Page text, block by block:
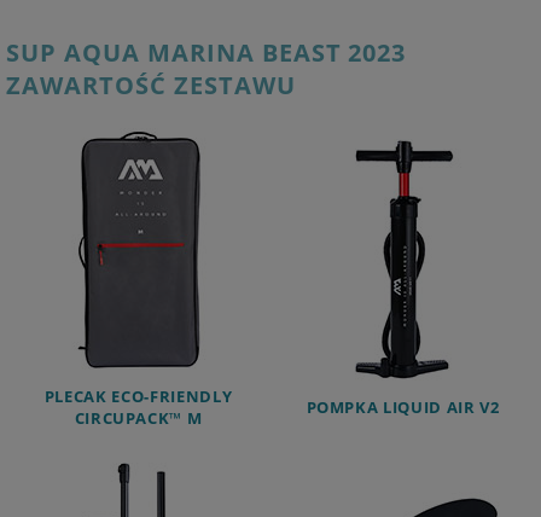
SUP AQUA MARINA BEAST 2023
ZAWARTOŚĆ ZESTAWU
PLECAK ECO-FRIENDLY
CIRCUPACK™ M
POMPKA LIQUID AIR V2